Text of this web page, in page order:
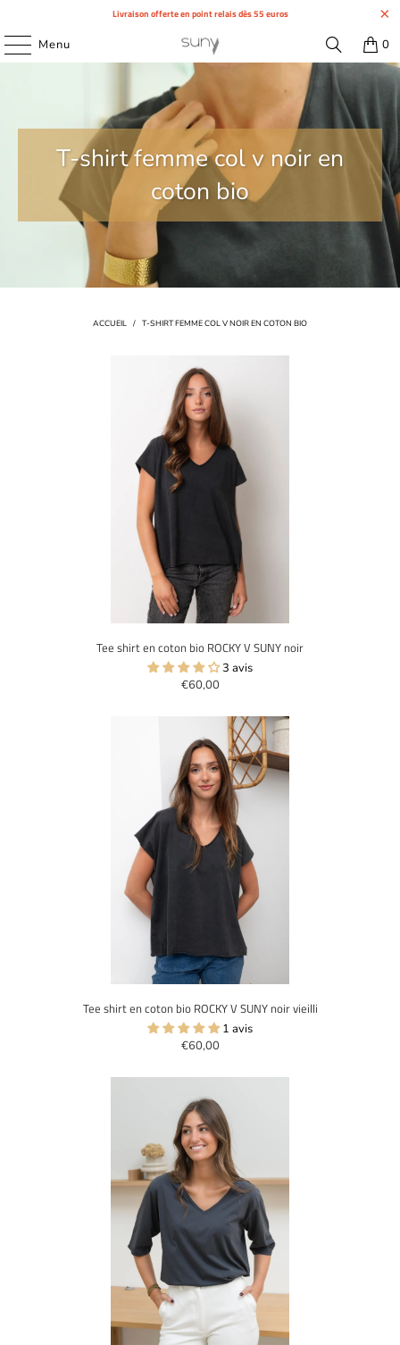
Livraison offerte en point relais dès 55 euros
Menu 0
T-shirt femme col v noir en
coton bio
ACCUEIL / T-SHIRT FEMME COL V NOIR EN COTON BIO
Tee shirt en coton bio ROCKY V SUNY noir
3 avis
€60,00
Tee shirt en coton bio ROCKY V SUNY noir vieilli
1 avis
€60,00